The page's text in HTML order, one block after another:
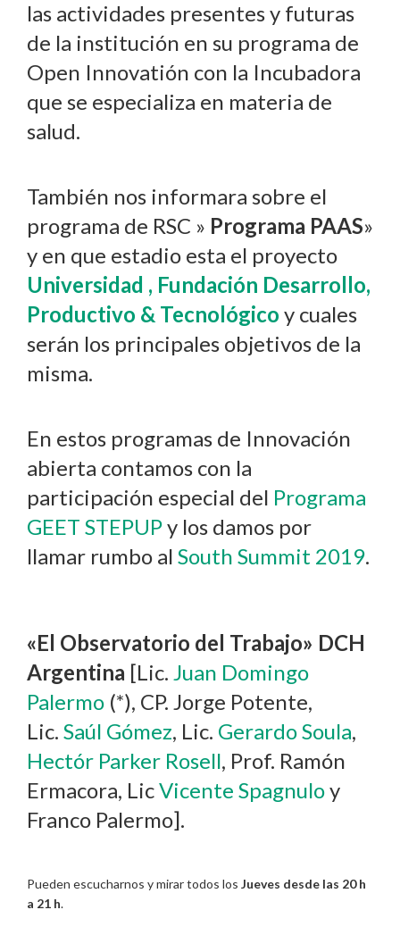
las actividades presentes y futuras
de la institución en su programa de
Open Innovatión con la Incubadora
que se especializa en materia de
salud.
También nos informara sobre el
programa de RSC » Programa PAAS»
y en que estadio esta el proyecto
Universidad , Fundación Desarrollo,
Productivo & Tecnológico y cuales
serán los principales objetivos de la
misma.
En estos programas de Innovación
abierta contamos con la
participación especial del Programa
GEET STEPUPy los damos por
llamar rumbo al South Summit 2019.
«El Observatorio del Trabajo» DCH
Argentina [Lic. Juan Domingo
Palermo (*), CP. Jorge Potente,
Lic. Saúl Gómez, Lic. Gerardo Soula,
Hectór Parker Rosell, Prof. Ramón
Ermacora, LicVicente Spagnuloy
Franco Palermo].
Pueden escucharnos y mirar todos los Jueves desde las 20 h
a 21 h.